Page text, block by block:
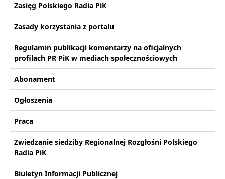
Zasięg Polskiego Radia PiK
Zasady korzystania z portalu
Regulamin publikacji komentarzy na oficjalnych
profilach PR PiK w mediach społecznościowych
Abonament
Ogłoszenia
Praca
Zwiedzanie siedziby Regionalnej Rozgłośni Polskiego
Radia PiK
Biuletyn Informacji Publicznej